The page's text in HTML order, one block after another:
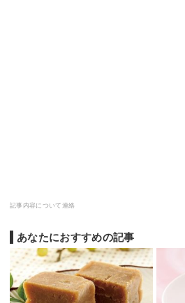
記事内容について連絡
あなたにおすすめの記事